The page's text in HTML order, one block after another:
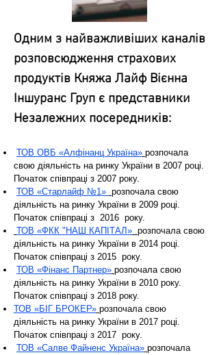
Одним з найважливіших каналів
розповсюдження страхових
продуктів Княжа Лайф Вієнна
Іншуранс Груп є представники
Незалежних посередників:
ТОВ ОВБ «Алфінанц Україна» розпочала
свою діяльність на ринку України в 2007 році.
Початок співпраці з 2007 року.
ТОВ «Старлайф №1» розпочала свою
діяльність на ринку України в 2009 році.
Початок співпраці з 2016 року.
ТОВ «ФКК "НАШ КАПІТАЛ» розпочала свою
діяльність на ринку України в 2014 році.
Початок співпраці з 2015 року.
ТОВ «Фінанс Партнер» розпочала свою
діяльність на ринку України в 2010 року.
Початок співпраці з 2018 року.
ТОВ «БІГ БРОКЕР» розпочала свою
діяльність на ринку України в 2017 році.
Початок співпраці з 2017 року.
ТОВ «Салве Файненс Україна» розпочала